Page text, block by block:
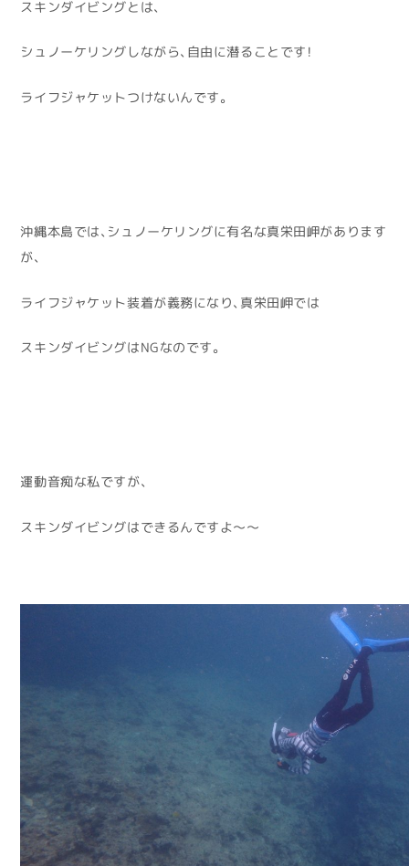
スキンダイビングとは、
シュノーケリングしながら、自由に潜ることです！
ライフジャケットつけないんです。
沖縄本島では、シュノーケリングに有名な真栄田岬があります
が、
ライフジャケット装着が義務になり、真栄田岬では
スキンダイビングはNGなのです。
運動音痴な私ですが、
スキンダイビングはできるんですよ～～